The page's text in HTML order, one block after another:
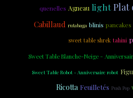
quenelles Agneau lightPlat
Cabillaud rutabaga blinis pancakes
sweet table shrek tahini
Sweet Table Blanche-Neige -
Sweet Table Robot - Anniversaire robot
Ricotta Feuilletés Push Pop